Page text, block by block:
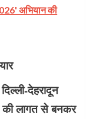
अभियान की
देहरादून
की लागत से बनकर